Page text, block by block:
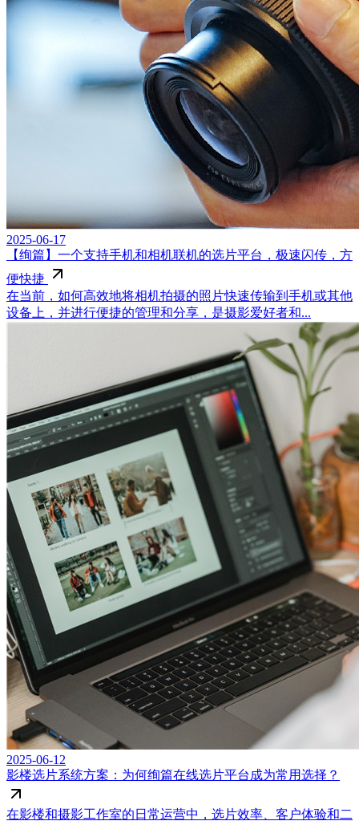
2025-06-17
【绚篇】一个支持手机和相机联机的选片平台，极速闪传，方
便快捷
在当前，如何高效地将相机拍摄的照片快速传输到手机或其他
设备上，并进行便捷的管理和分享，是摄影爱好者和...
2025-06-12
影楼选片系统方案：为何绚篇在线选片平台成为常用选择？
在影楼和摄影工作室的日常运营中，选片效率、客户体验和二